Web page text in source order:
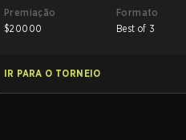
Premiação
$20000
Formato
Best of 3
IR PARA O TORNEIO